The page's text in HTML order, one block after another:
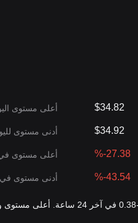
$34.82 أعلى مستوى
$34.92 أدنى مستوى
%-27.38 أعلى مستوى في 52
%-43.54 أدنى مستوى في 52 أسبوعًا